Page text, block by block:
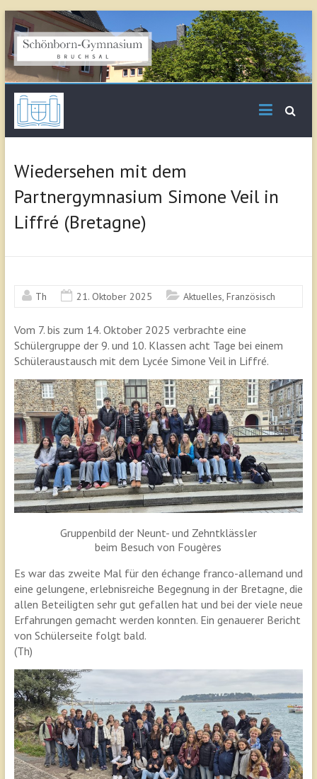
Skip
to
content
Gymnasium Bruchsal
Wiedersehen mit dem
Partnergymnasium Simone Veil in
Liffré (Bretagne)
Th 21. Oktober 2025 Aktuelles, Französisch
Vom 7. bis zum 14. Oktober 2025 verbrachte eine
Schülergruppe der 9. und 10. Klassen acht Tage bei einem
Schüleraustausch mit dem Lycée Simone Veil in Liffré.
Gruppenbild der Neunt- und Zehntklässler
beim Besuch von Fougères
Es war das zweite Mal für den échange franco-allemand und
eine gelungene, erlebnisreiche Begegnung in der Bretagne, die
allen Beteiligten sehr gut gefallen hat und bei der viele neue
Erfahrungen gemacht werden konnten. Ein genauerer Bericht
von Schülerseite folgt bald.
(Th)